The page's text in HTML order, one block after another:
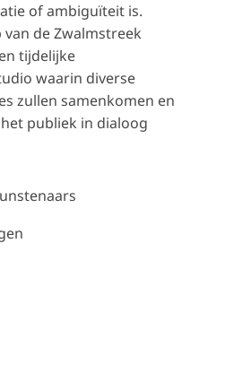
of ambiguïteit is.
van de Zwalmstreek
tijdelijke
waarin diverse
zullen samenkomen en
publiek in dialoog